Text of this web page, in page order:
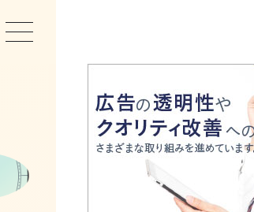
トップ
ユーザーの声